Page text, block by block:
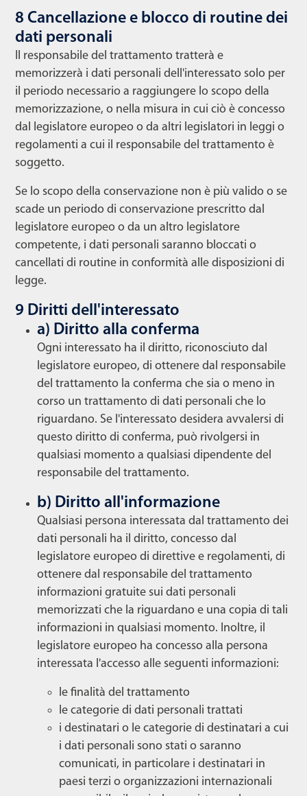
8 Cancellazione e blocco di routine dei
dati personali
Il responsabile del trattamento tratterà e
memorizzerà i dati personali dell'interessato solo per
il periodo necessario a raggiungere lo scopo della
memorizzazione, o nella misura in cui ciò è concesso
dal legislatore europeo o da altri legislatori in leggi o
regolamenti a cui il responsabile del trattamento è
soggetto.
Se lo scopo della conservazione non è più valido o se
scade un periodo di conservazione prescritto dal
legislatore europeo o da un altro legislatore
competente, i dati personali saranno bloccati o
cancellati di routine in conformità alle disposizioni di
legge.
9 Diritti dell'interessato
a) Diritto alla conferma
Ogni interessato ha il diritto, riconosciuto dal
legislatore europeo, di ottenere dal responsabile
del trattamento la conferma che sia o meno in
corso un trattamento di dati personali che lo
riguardano. Se l'interessato desidera avvalersi di
questo diritto di conferma, può rivolgersi in
qualsiasi momento a qualsiasi dipendente del
responsabile del trattamento.
b) Diritto all'informazione
Qualsiasi persona interessata dal trattamento dei
dati personali ha il diritto, concesso dal
legislatore europeo di direttive e regolamenti, di
ottenere dal responsabile del trattamento
informazioni gratuite sui dati personali
memorizzati che la riguardano e una copia di tali
informazioni in qualsiasi momento. Inoltre, il
legislatore europeo ha concesso alla persona
interessata l'accesso alle seguenti informazioni:
le finalità del trattamento
le categorie di dati personali trattati
i destinatari o le categorie di destinatari a cui
i dati personali sono stati o saranno
comunicati, in particolare i destinatari in
paesi terzi o organizzazioni internazionali